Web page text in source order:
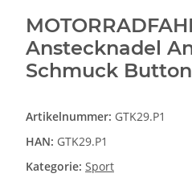
Anstecknadel
Schmuck
Artikelnummer: GTK29.P1
HAN: GTK29.P1
Kategorie: Sport